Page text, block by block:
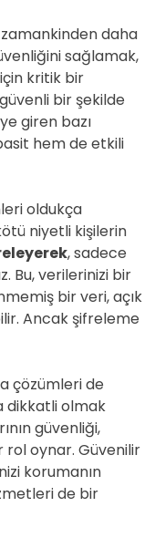
daha
sağlamak,
kritik bir
bir şekilde
giren bazı
hem de etkili
oldukça
niyetli kişilerin
, sadece
Bu, verilerinizi bir
bir veri, açık
Ancak şifreleme
çözümleri de
dikkatli olmak
güvenliği,
rol oynar. Güvenilir
korumanın
de bir